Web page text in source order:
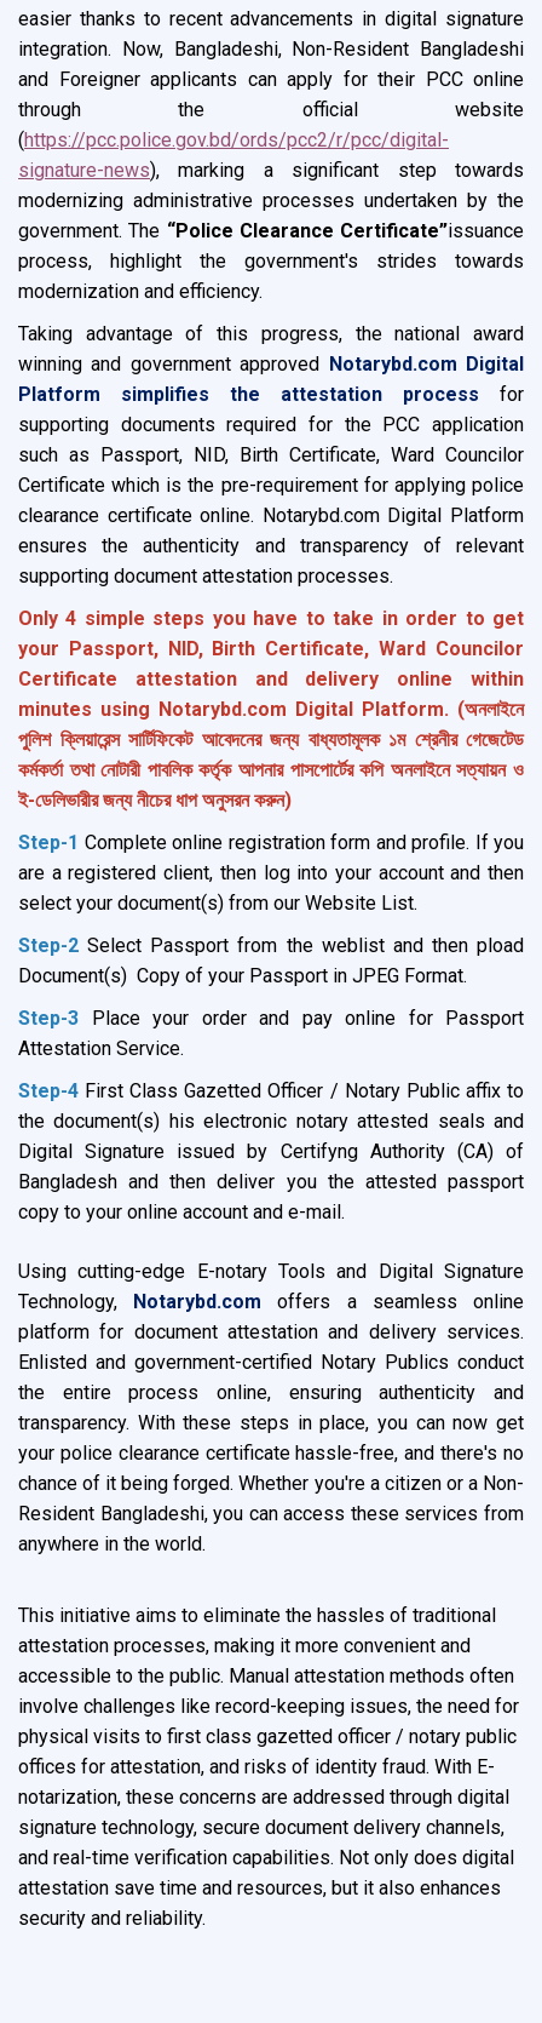
easier thanks to recent advancements in digital signature
integration. Now, Bangladeshi, Non-Resident Bangladeshi
and Foreigner applicants can apply for their PCC online
through the official website
(https://pcc.police.gov.bd/ords/pcc2/r/pcc/digital-
signature-news), marking a significant step towards
modernizing administrative processes undertaken by the
government. The “Police Clearance Certificate”issuance
process, highlight the government's strides towards
modernization and efficiency.
Taking advantage of this progress, the national award
winning and government approved
Notarybd.com Digital
Platform simplifies the attestation process for
supporting documents required for the PCC application
such as Passport, NID, Birth Certificate, Ward Councilor
Certificate which is the pre-requirement for applying police
clearance certificate online. Notarybd.com Digital Platform
ensures the authenticity and transparency of relevant
supporting document attestation processes.
Only 4 simple steps you have to take in order to get
your Passport, NID, Birth Certificate, Ward Councilor
Certificate attestation and delivery online within
minutes using Notarybd.com Digital Platform. (অনলাইনে
পুলিশ ক্লিয়ারেন্স সা‍র্টিফিকেট আবেদনের জন্য বাধ্যতামূলক ১ম শ্রেনীর গেজেটেড
ক‍‍র্মক‍র্তা তথা নোটারী পাবলিক ক‍র্তৃক আপনার পাসপো‍র্টের কপি অনলাইনে সত্যায়ন ও
ই-ডেলিভারীর জন্য নীচের ধাপ অনুসরন করুন)
Step-1 Complete online registration form and profile. If you
are a registered client, then log into your account and then
select your document(s) from our Website List.
Step-2 Select Passport from the weblist and then pload
Document(s) Copy of your Passport in JPEG Format.
Step-3 Place your order and pay online for Passport
Attestation Service.
Step-4 First Class Gazetted Officer / Notary Public affix to
the document(s) his electronic notary attested seals and
Digital Signature issued by Certifyng Authority (CA) of
Bangladesh and then deliver you the attested passport
copy to your online account and e-mail.
Using cutting-edge E-notary Tools and Digital Signature
Technology,
Notarybd.com offers a seamless online
platform for document attestation and delivery services.
Enlisted and government-certified Notary Publics conduct
the entire process online, ensuring authenticity and
transparency. With these steps in place, you can now get
your police clearance certificate hassle-free, and there's no
chance of it being forged. Whether you're a citizen or a Non-
Resident Bangladeshi, you can access these services from
anywhere in the world.
This initiative aims to eliminate the hassles of traditional
attestation processes, making it more convenient and
accessible to the public. Manual attestation methods often
involve challenges like record-keeping issues, the need for
physical visits to first class gazetted officer / notary public
offices for attestation, and risks of identity fraud. With E-
notarization, these concerns are addressed through digital
signature technology, secure document delivery channels,
and real-time verification capabilities. Not only does digital
attestation save time and resources, but it also enhances
security and reliability.